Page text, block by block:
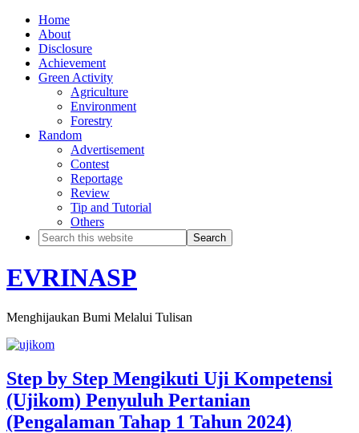
Home
About
Disclosure
Achievement
Green Activity
Agriculture
Environment
Forestry
Random
Advertisement
Contest
Reportage
Review
Tip and Tutorial
Others
EVRINASP
Menghijaukan Bumi Melalui Tulisan
Step by Step Mengikuti Uji Kompetensi
(Ujikom) Penyuluh Pertanian
(Pengalaman Tahap 1 Tahun 2024)